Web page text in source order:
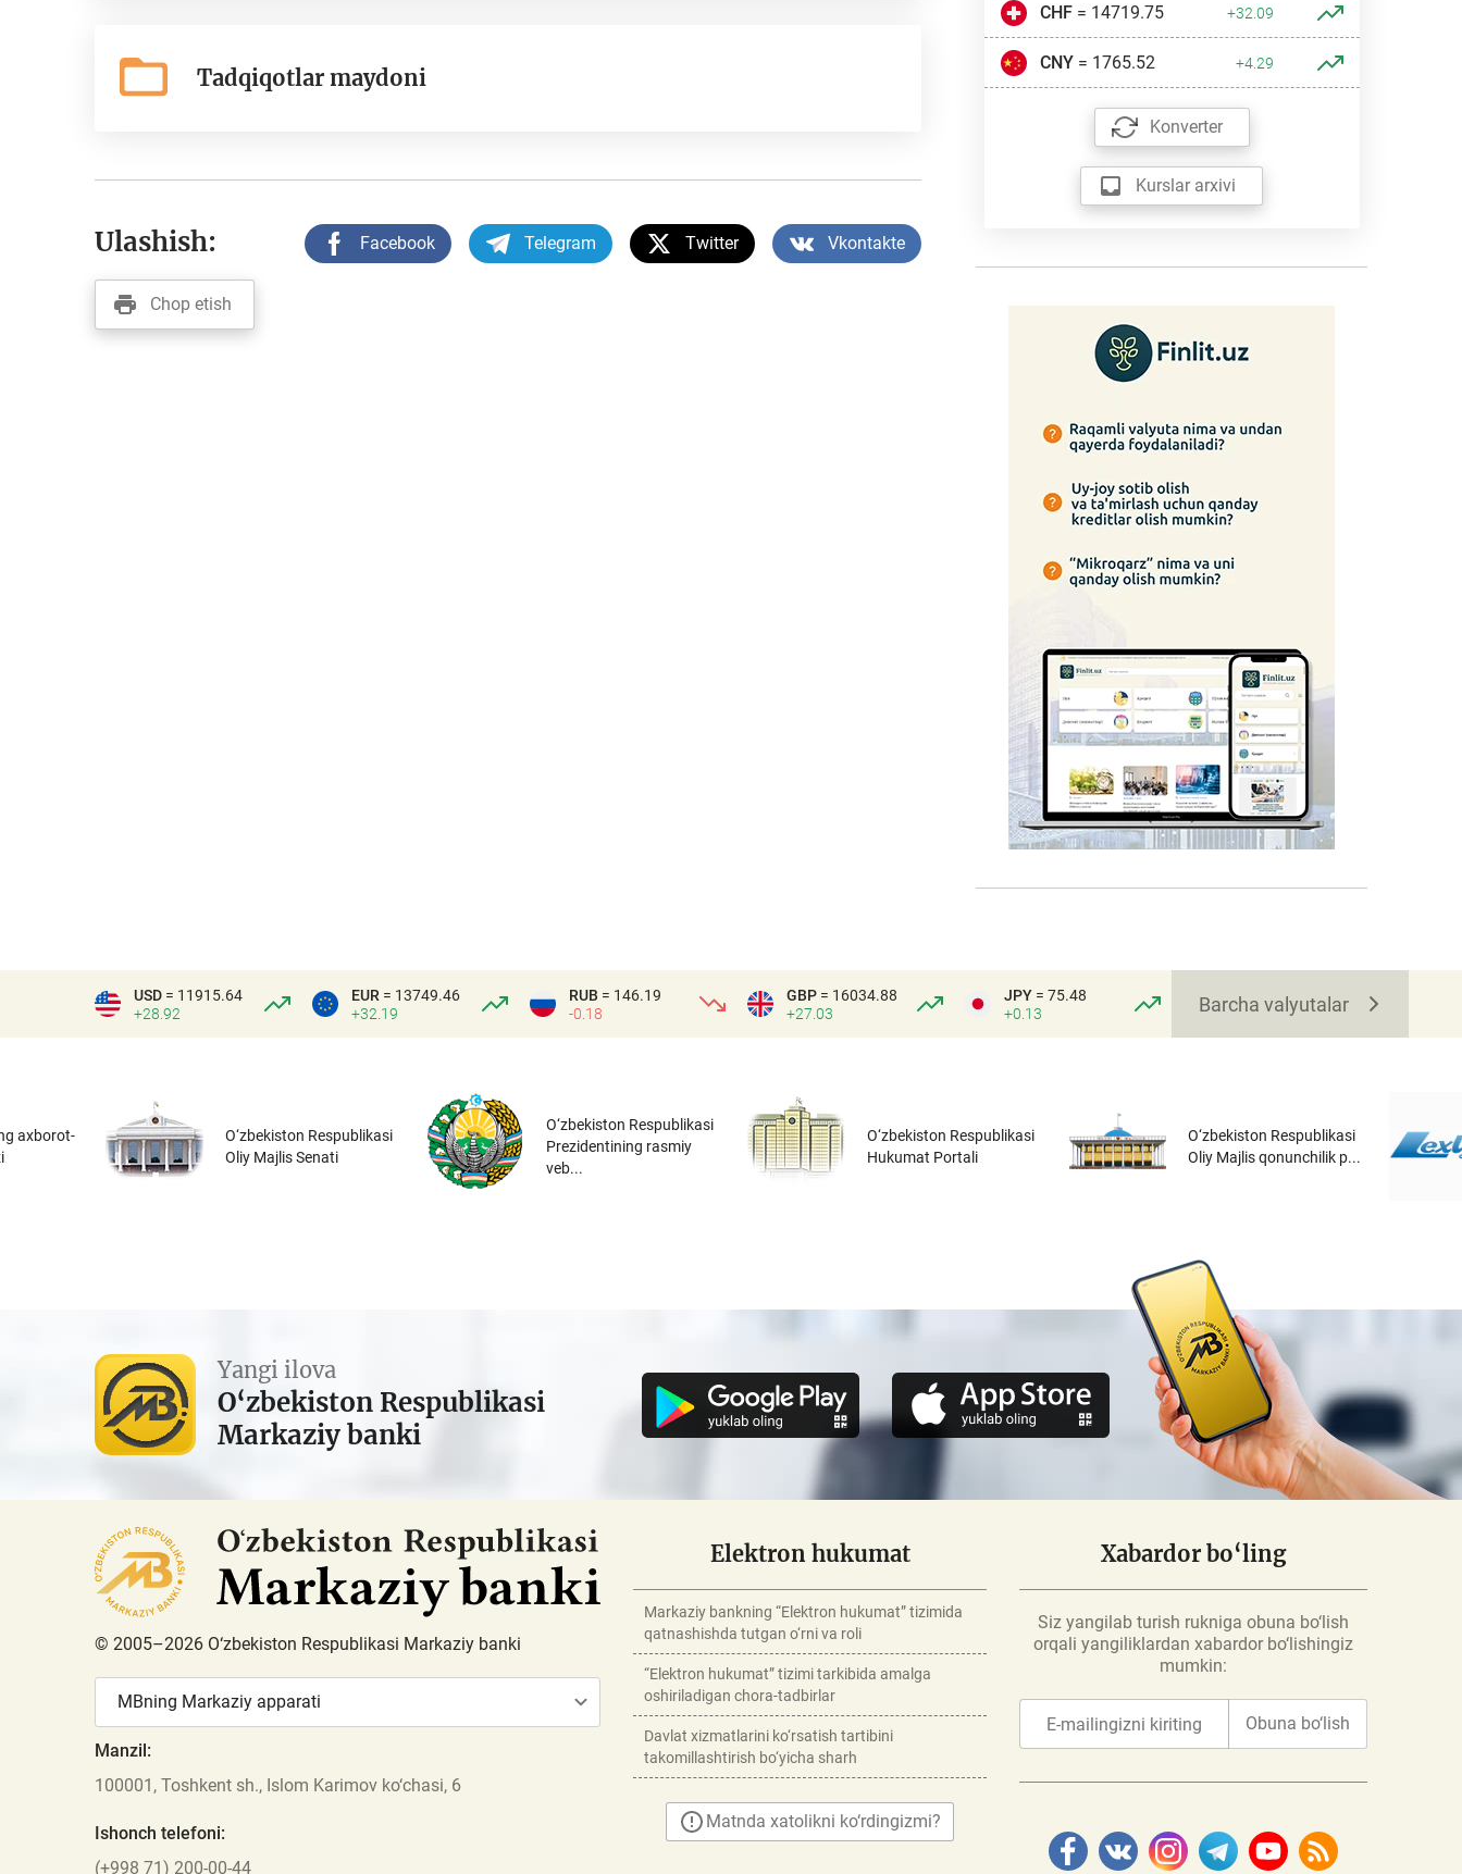
Tadqiqotlar maydoni
Ulashish: Facebook Telegram Twitter Vkontakte
Chop etish
CHF= 14719.75 +32.09
CNY= 1765.52 +4.29
Konverter
Kurslar arxivi
USD = 11915.64
+28.92
EUR = 13749.46
+32.19
RUB = 146.19
-0.18
GBP = 16034.88
+27.03
JPY = 75.48
+0.13
Barcha valyutalar
axborot-
O‘zbekiston Respublikasi
Oliy Majlis Senati
O‘zbekiston Respublikasi
Prezidentining rasmiy
veb...
O‘zbekiston Respublikasi
Hukumat Portali
O‘zbekiston Respublikasi
Oliy Majlis qonunchilik p...
Yangi ilova
O‘zbekiston Respublikasi
Markaziy banki
© 2005–2026 O‘zbekiston Respublikasi Markaziy banki
MBning Markaziy apparati
Manzil:
100001, Toshkent sh., Islom Karimov ko‘chasi, 6
Ishonch telefoni:
(+998 71) 200-00-44
Elektron hukumat
Markaziy bankning “Elektron hukumat” tizimida
qatnashishda tutgan o‘rni va roli
“Elektron hukumat” tizimi tarkibida amalga
oshiriladigan chora-tadbirlar
Davlat xizmatlarini ko‘rsatish tartibini
takomillashtirish bo‘yicha sharh
Matnda xatolikni ko‘rdingizmi?
Xabardor bo‘ling
Siz yangilab turish rukniga obuna bo‘lish
orqali yangiliklardan xabardor bo‘lishingiz
mumkin:
Obuna bo‘lish